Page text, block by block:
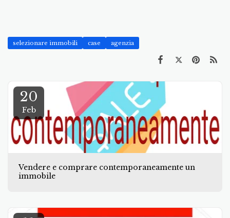
selezionare immobili case agenzia
20
Feb
Vendere e comprare contemporaneamente un
immobile